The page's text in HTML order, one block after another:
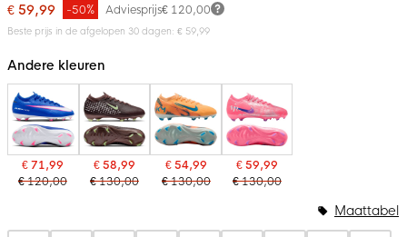
begin
van
gallerij
€ 59,99
Adviesprijs€ 120,00
-50%
Beste prijs in de afgelopen 30 dagen: € 59,99
Andere kleuren
€ 71,99
€ 120,00
€ 58,99
€ 130,00
€ 54,99
€ 130,00
€ 59,99
€ 130,00
Maattabel